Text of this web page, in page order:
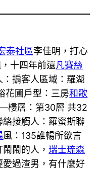
泰社區李佳明，打心
十四年前還凡賽絲
：掮客人區域： 羅湖
花圃戶型： 三房和歌
樓層： 第30層 共32
絡接觸人： 羅蜜斯聯
風： 135誰暢所欲言
鬧鬧的人，瑞士琉森
愛過渣男，有什麼好